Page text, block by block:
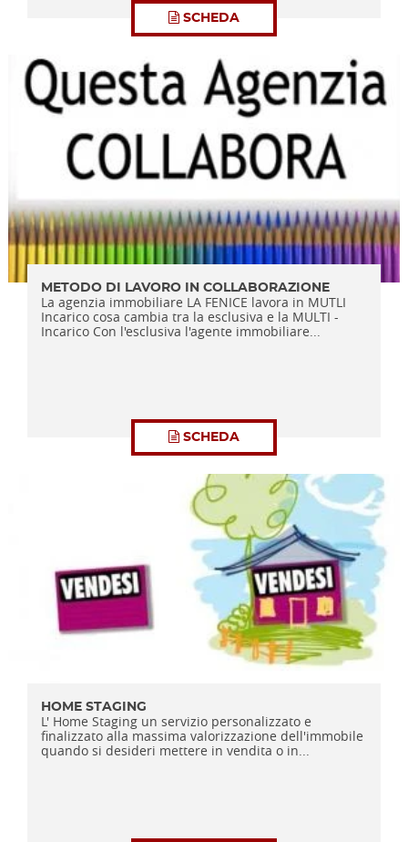
SCHEDA
METODO DI LAVORO IN COLLABORAZIONE
La agenzia immobiliare LA FENICE lavora in MUTLI
Incarico cosa cambia tra la esclusiva e la MULTI -
Incarico Con l'esclusiva l'agente immobiliare...
SCHEDA
HOME STAGING
L' Home Staging un servizio personalizzato e
finalizzato alla massima valorizzazione dell'immobile
quando si desideri mettere in vendita o in...